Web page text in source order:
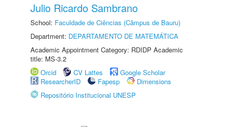
Julio Ricardo Sambrano
School: Faculdade de Ciências (Câmpus de Bauru)
Department: DEPARTAMENTO DE MATEMÁTICA
Academic Appointment Category: RDIDP Academic
title: MS-3.2
Orcid
CV Lattes
Google Scholar
ResearcherID
Fapesp
Dimensions
Repositório Institucional UNESP